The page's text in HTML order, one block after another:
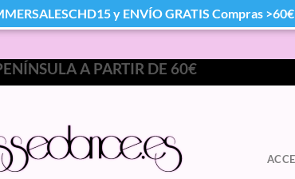
A PARTIR DE 60€
y ENVÍO GRATIS Compras